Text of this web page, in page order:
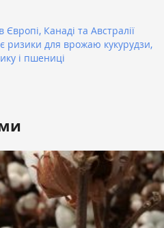
Європі, Канаді та Австралії
ризики для врожаю кукурудзи,
і пшениці